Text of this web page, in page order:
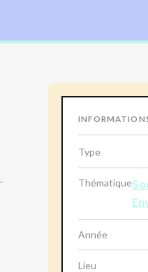
Type
Thématique
Année
Lieu